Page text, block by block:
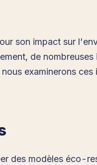
son impact sur
de
examinerons
des modèles éco-